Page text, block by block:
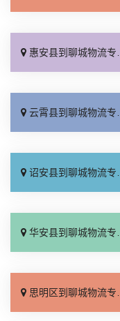
惠安县到聊城物流专线_随叫随到「整车配货」
云霄县到聊城物流专线_全程直达「运价行情」
诏安县到聊城物流专线_价格实惠「快速响应」
华安县到聊城物流专线_要多少钱「全程定位」
思明区到聊城物流专线_随叫随到「准时到货」